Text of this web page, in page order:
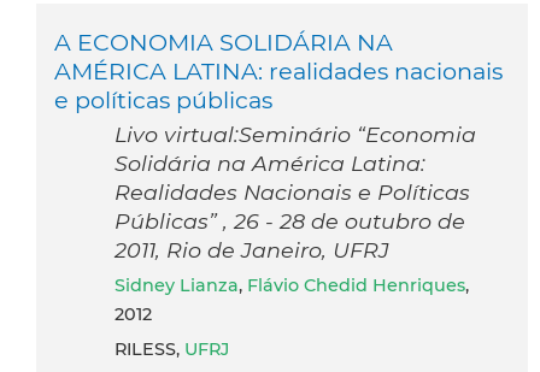
A ECONOMIA SOLIDÁRIA NA
AMÉRICA LATINA: realidades nacionais
e políticas públicas
Livo virtual:Seminário “Economia
Solidária na América Latina:
Realidades Nacionais e Políticas
Públicas” , 26 - 28 de outubro de
2011, Rio de Janeiro, UFRJ
Sidney Lianza, Flávio Chedid Henriques,
2012
RILESS, UFRJ